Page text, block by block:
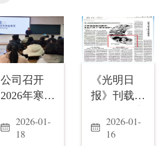
公司召开
2026年寒假
全教育会
2026-01-
18
《光明日
报》刊载公
耕种体验活
2026-01-
16
师者心系山
水间，生态
——公司工
2025-11-
04
寻访巴渝古
迹，赓续精
公司工会组
2025-10-
20